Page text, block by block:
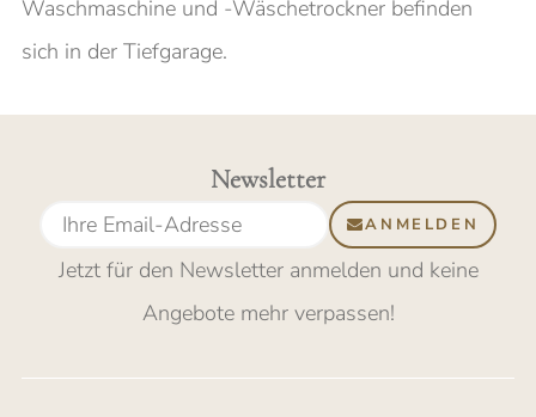
Waschmaschine und -Wäschetrockner befinden
sich in der Tiefgarage.
Newsletter
ANMELDEN
Jetzt für den Newsletter anmelden und keine
Angebote mehr verpassen!